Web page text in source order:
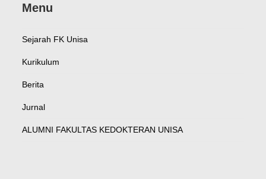
Menu
Sejarah FK Unisa
Kurikulum
Berita
Jurnal
ALUMNI FAKULTAS KEDOKTERAN UNISA